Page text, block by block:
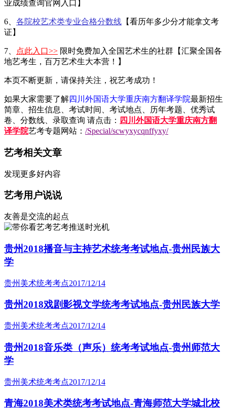
业成绩查询官网入口】
6、 各院校艺术类专业合格分数线 【看历年多少分才能拿文考
证】
7、 点此入口>> 限时免费加入全国艺术生的社群【汇聚全国各
地艺考生，百万艺术生大本营！】
本页不断更新，请保持关注，祝艺考成功！
如果大家需要了解四川外国语大学重庆南方翻译学院最新招生
简章、招生信息、考试时间、考试地点、历年考题、优秀试
卷、分数线、录取查询 请点击： 四川外国语大学重庆南方翻
译学院艺考专题网站： /Special/scwyxycqnffyxy/
艺考相关文章
发现更多好内容
艺考用户说说
友善是交流的起点
艺考推送时光机
贵州2018播音与主持艺术统考考试地点-贵州民族大
学
贵州美术统考考点2017/12/14
贵州2018戏剧影视文学统考考试地点-贵州民族大学
贵州美术统考考点2017/12/14
贵州2018音乐类（声乐）统考考试地点-贵州师范大
学
贵州美术统考考点2017/12/14
青海2018美术类统考考试地点-青海师范大学城北校